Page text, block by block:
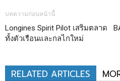
บทความก่อนหน้านี้
Longines Spirit Pilot เสริมตลาด
ทั้งตัวเรือนและกลไกใหม่
RELATED ARTICLES